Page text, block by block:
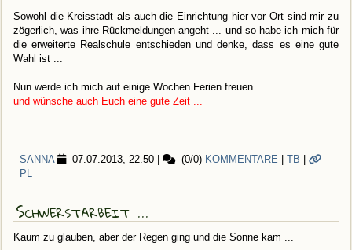
Sowohl die Kreisstadt als auch die Einrichtung hier vor Ort sind mir zu
zögerlich, was ihre Rückmeldungen angeht ... und so habe ich mich für
die erweiterte Realschule entschieden und denke, dass es eine gute
Wahl ist ...
Nun werde ich mich auf einige Wochen Ferien freuen ...
und wünsche auch Euch eine gute Zeit ...
SANNA 07.07.2013, 22.50 (0/0) KOMMENTARE TB
PL
Schwerstarbeit ...
Kaum zu glauben, aber der Regen ging und die Sonne kam ...